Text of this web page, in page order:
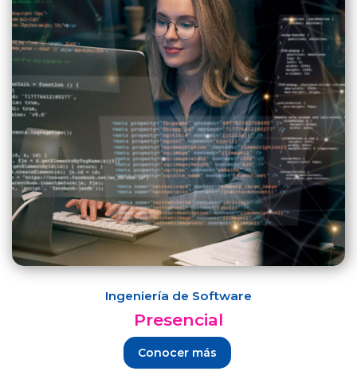
Ingeniería de Software
Presencial
Conocer más